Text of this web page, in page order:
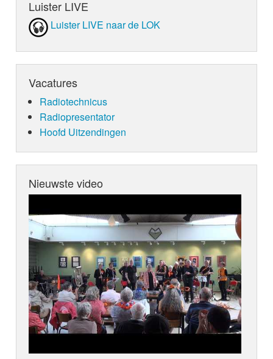
Luister LIVE
Luister LIVE naar de LOK
Vacatures
Radiotechnicus
Radiopresentator
Hoofd Uitzendingen
Nieuwste video